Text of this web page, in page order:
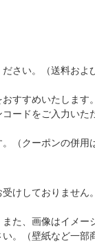
さい。（送料およ
すすめいたします
ードをご入力いた
（クーポンの併用
けしておりません
た、画像はイメー
。（壁紙など一部